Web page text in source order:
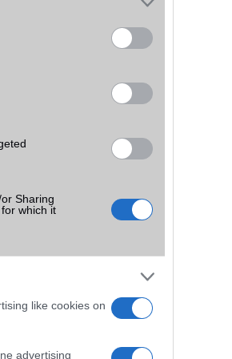
Sharing
which it
like cookies on
advertising
kapható a